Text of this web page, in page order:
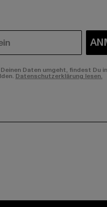
Daten umgeht, findest Du
Datenschutzerklärung lesen.